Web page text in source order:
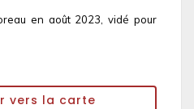
en août 2023, vidé pour
vers la carte